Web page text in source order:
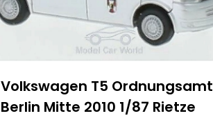
Volkswagen T5 Ordnungsamt
Berlin Mitte 2010 1/87 Rietze